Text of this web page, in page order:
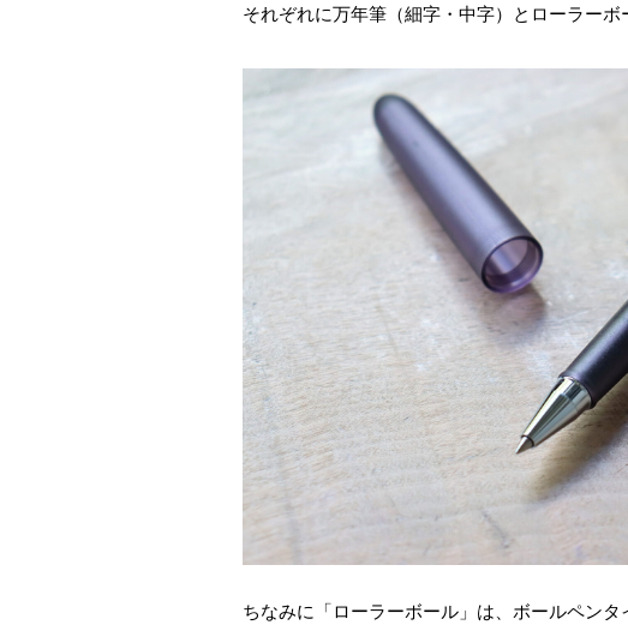
それぞれに万年筆（細字・中字）とローラーボ
ちなみに「ローラーボール」は、ボールペン